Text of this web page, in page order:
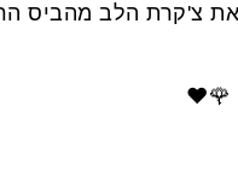
צ'קרת הלב מהביס
🌹❤️